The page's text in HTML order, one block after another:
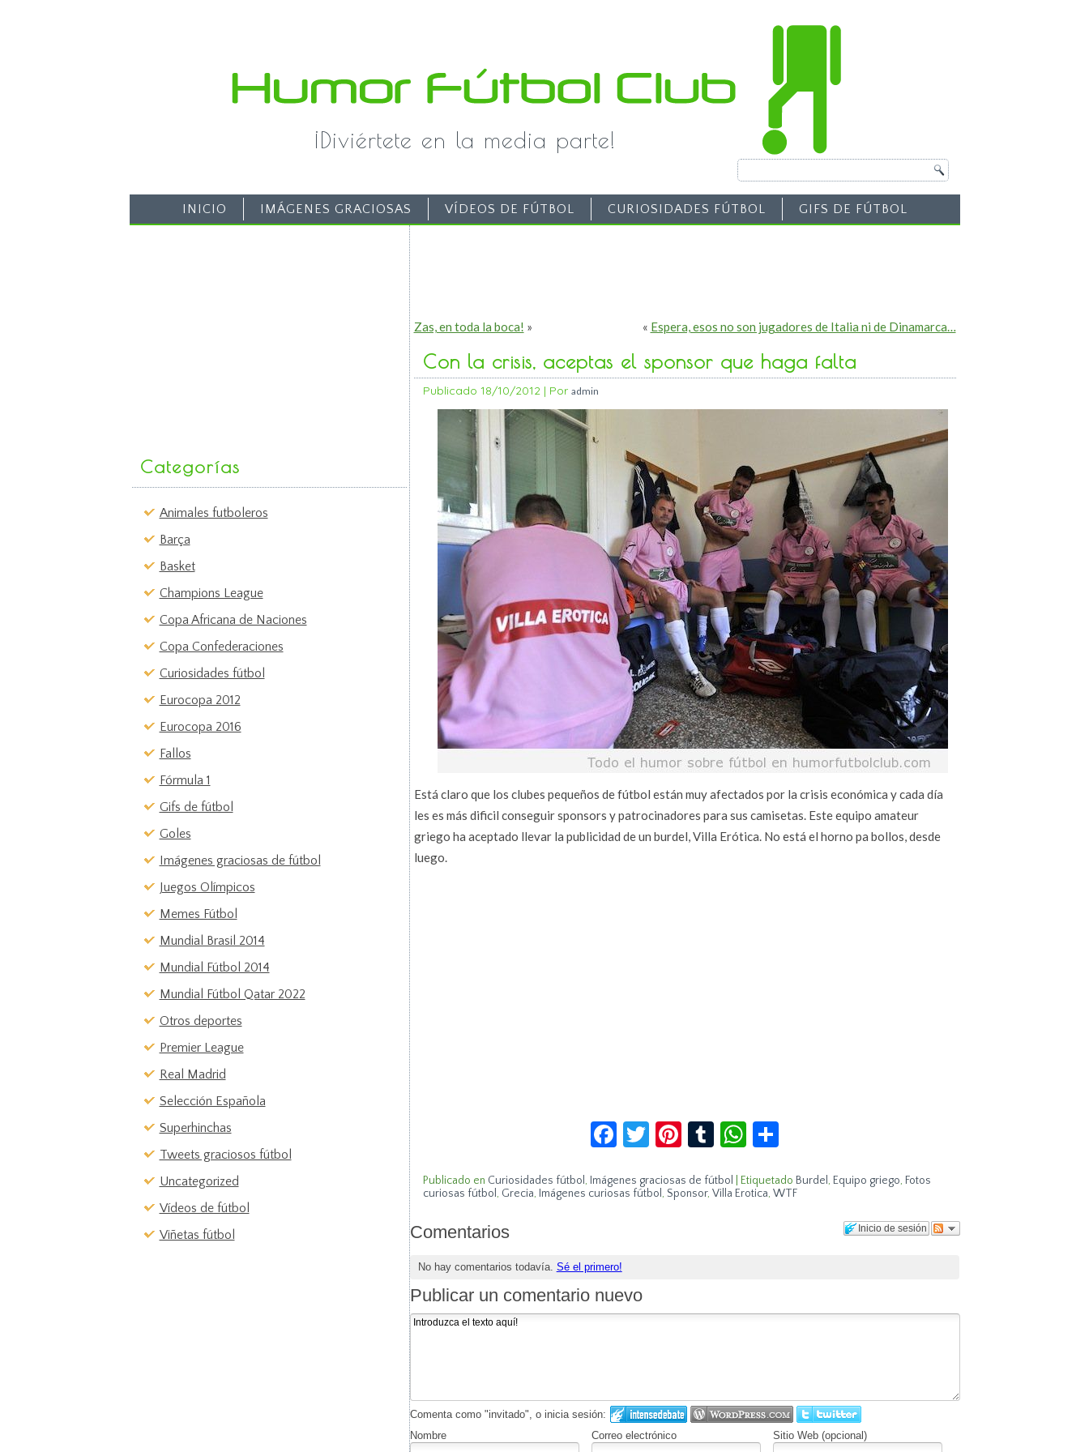
¡Diviértete en la media parte!
INICIO IMÁGENES GRACIOSAS VÍDEOS DE FÚTBOL CURIOSIDADES FÚTBOL GIFS DE FÚTBOL
Categorías
Animales futboleros
Barça
Basket
Champions League
Copa Africana de Naciones
Copa Confederaciones
Curiosidades fútbol
Eurocopa 2012
Eurocopa 2016
Fallos
Fórmula 1
Gifs de fútbol
Goles
Imágenes graciosas de fútbol
Juegos Olímpicos
Memes Fútbol
Mundial Brasil 2014
Mundial Fútbol 2014
Mundial Fútbol Qatar 2022
Otros deportes
Premier League
Real Madrid
Selección Española
Superhinchas
Tweets graciosos fútbol
Uncategorized
Vídeos de fútbol
Viñetas fútbol
Zas, en toda la boca! » « Espera, esos no son jugadores de Italia ni de Dinamarca…
Con la crisis, aceptas el sponsor que haga falta
Publicado 18/10/2012| Por admin
Está claro que los clubes pequeños de fútbol están muy afectados por la crisis económica y cada día
les es más dificil conseguir sponsors y patrocinadores para sus camisetas. Este equipo amateur
griego ha aceptado llevar la publicidad de un burdel, Villa Erótica. No está el horno pa bollos, desde
luego.
Facebook
Twitter
Pinterest
TumblrWhatsApp
Publicado en Curiosidades fútbol , Imágenes graciosas de fútbol Etiquetado Burdel , Equipo griego, Fotos
curiosas fútbol , Grecia, Imágenes curiosas fútbol , Sponsor, Villa Erotica, WTF
Inicio de sesión
Comentarios
No hay comentarios todavía. Sé el primero!
Publicar un comentario nuevo
Comenta como "invitado", o inicia sesión:
Nombre
Correo electrónico Sitio Web (opcional)